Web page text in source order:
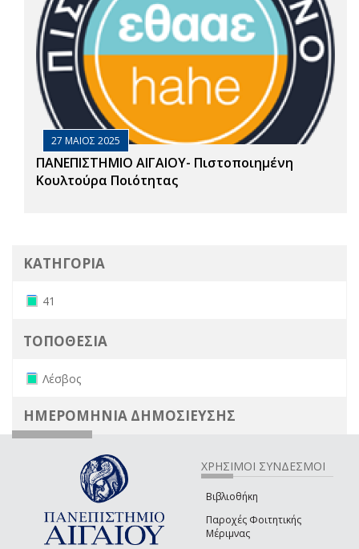
27 ΜΑΙΟΣ 2025
ΠΑΝΕΠΙΣΤΗΜΙΟ ΑΙΓΑΙΟΥ- Πιστοποιημένη
Κουλτούρα Ποιότητας
ΚΑΤΗΓΟΡΙΑ
Remove 41 filter
41
ΤΟΠΟΘΕΣΙΑ
Remove Λέσβος filter
Λέσβος
ΗΜΕΡΟΜΗΝΙΑ ΔΗΜΟΣΙΕΥΣΗΣ
ΧΡΗΣΙΜΟΙ ΣΥΝΔΕΣΜΟΙ
Βιβλιοθήκη
Παροχές Φοιτητικής
Μέριμνας